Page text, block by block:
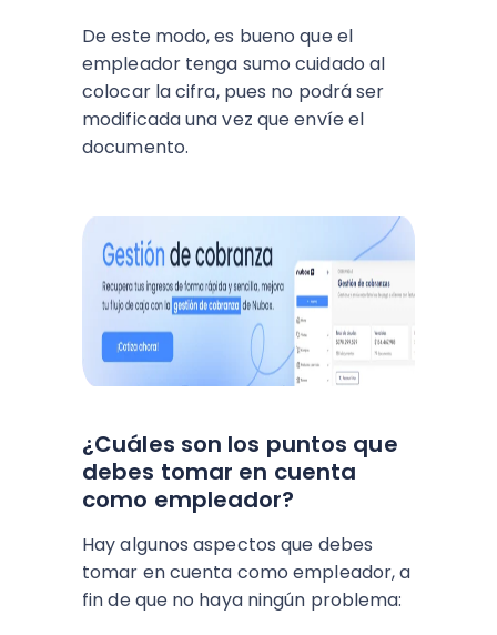
De este modo, es bueno que el
empleador tenga sumo cuidado al
colocar la cifra, pues no podrá ser
modificada una vez que envíe el
documento.
¿Cuáles son los puntos que
debes tomar en cuenta
como empleador?
Hay algunos aspectos que debes
tomar en cuenta como empleador, a
fin de que no haya ningún problema: